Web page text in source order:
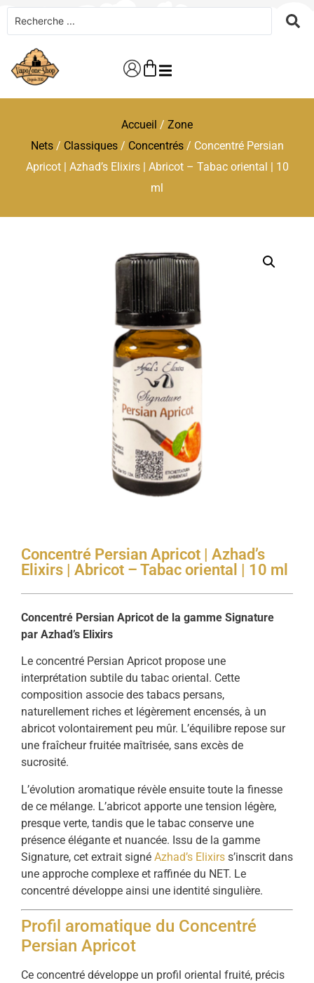
Accueil / Zone
Nets/ Classiques/ Concentrés/ Concentré Persian
Apricot | Azhad’s Elixirs | Abricot – Tabac oriental | 10
ml
Concentré Persian Apricot | Azhad’s
Elixirs | Abricot – Tabac oriental | 10 ml
Concentré Persian Apricot de la gamme Signature
par Azhad’s Elixirs
Le concentré Persian Apricot propose une
interprétation subtile du tabac oriental. Cette
composition associe des tabacs persans,
naturellement riches et légèrement encensés, à un
abricot volontairement peu mûr. L’équilibre repose sur
une fraîcheur fruitée maîtrisée, sans excès de
sucrosité.
L’évolution aromatique révèle ensuite toute la finesse
de ce mélange. L’abricot apporte une tension légère,
presque verte, tandis que le tabac conserve une
présence élégante et nuancée. Issu de la gamme
Signature, cet extrait signé Azhad’s Elixirs s’inscrit dans
une approche complexe et raffinée du NET. Le
concentré développe ainsi une identité singulière.
Profil aromatique du Concentré
Persian Apricot
Ce concentré développe un profil oriental fruité, précis